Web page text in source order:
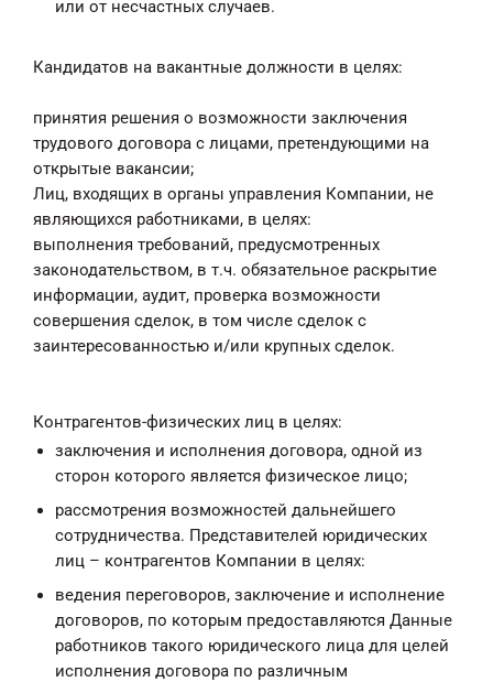
или от несчастных случаев.
Кандидатов на вакантные должности в целях:
принятия решения о возможности заключения
трудового договора с лицами, претендующими на
открытые вакансии;
Лиц, входящих в органы управления Компании, не
являющихся работниками, в целях:
выполнения требований, предусмотренных
законодательством, в т.ч. обязательное раскрытие
информации, аудит, проверка возможности
совершения сделок, в том числе сделок с
заинтересованностью и/или крупных сделок.
Контрагентов-физических лиц в целях:
заключения и исполнения договора, одной из
сторон которого является физическое лицо;
рассмотрения возможностей дальнейшего
сотрудничества. Представителей юридических
лиц – контрагентов Компании в целях:
ведения переговоров, заключение и исполнение
договоров, по которым предоставляются Данные
работников такого юридического лица для целей
исполнения договора по различным